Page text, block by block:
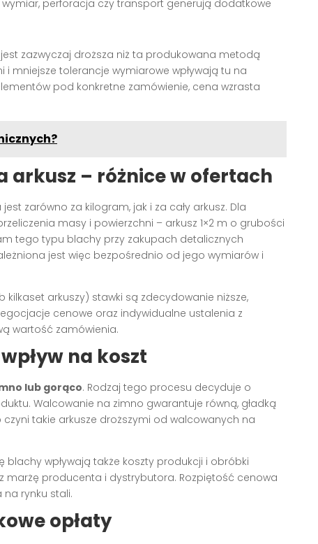
wymiar, perforacja czy transport generują dodatkowe
jest zazwyczaj droższa niż ta produkowana metodą
mniejsze tolerancje wymiarowe wpływają tu na
pod konkretne zamówienie, cena wzrasta
arkusz – różnice w ofertach
zarówno za kilogram, jak i za cały arkusz. Dla
masy i powierzchni – arkusz 1×2 m o grubości
tego typu blachy przy zakupach detalicznych
jest więc bezpośrednio od jego wymiarów i
arkuszy) stawki są zdecydowanie niższe,
cenowe oraz indywidualne ustalenia z
wartość zamówienia.
na koszt
lub gorąco. Rodzaj tego procesu decyduje o
Walcowanie na zimno gwarantuje równą, gładką
takie arkusze droższymi od walcowanych na
wpływają także koszty produkcji i obróbki
producenta i dystrybutora. Rozpiętość cenowa
rynku stali.
opłaty